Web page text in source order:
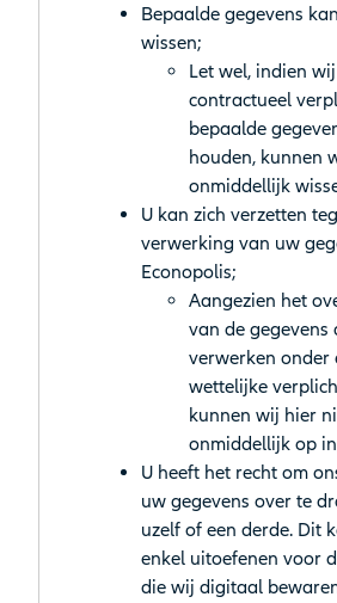
Bepaalde gegevens
wissen;
Let wel, indien
contractueel
bepaalde
houden, kunnen
onmiddellijk
U kan zich verzetten
verwerking van uw
Econopolis;
Aangezien het
van de gegevens
verwerken onder
wettelijke
kunnen wij hier
onmiddellijk op
U heeft het recht om
uw gegevens over te
uzelf of een derde. Dit
enkel uitoefenen voor
die wij digitaal